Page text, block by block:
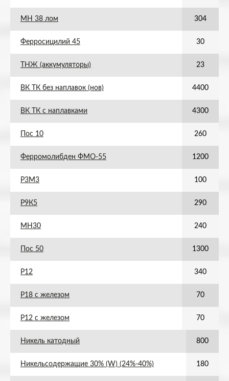
МН 38 лом 304
Ферросицилий 45 30
ТНЖ (аккумуляторы) 23
ВК ТК без наплавок (нов) 4400
ВК ТК с наплавками 4300
Пос 10 260
Ферромолибден ФМО-55 1200
Р3М3 100
Р9К5 290
МН30 240
Пос 50 1300
Р12 340
Р18 с железом 70
Р12 с железом 70
Никель катодный 800
Никельсодержащие 30% (W) (24%-40%) 180